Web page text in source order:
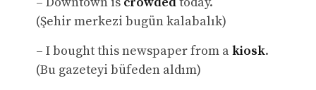
(Şehir merkezi bugün kalabalık)
– I bought this newspaper from akiosk.
(Bu gazeteyi büfeden aldım)